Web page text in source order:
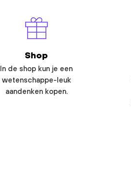
Shop
In de shop kun je een
wetenschappe-leuk
aandenken kopen.